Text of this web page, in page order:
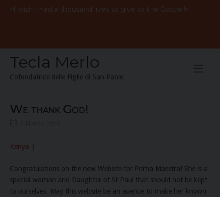
«I wish I had a thousand lives to give to the Gospel!»
Tecla Merlo
Cofondatrice delle Figlie di San Paolo
We thank God!
Kenya
Congratulations on the new Website for Prima Maestra! She is a
special woman and Daughter of St Paul that should not be kept
to ourselves. May this website be an avenue to make her known